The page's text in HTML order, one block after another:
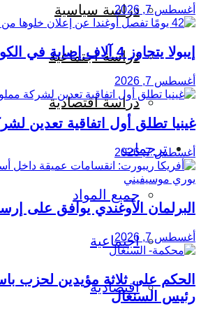
دراسة سياسية
دراسة اجتماعية
دراسة اقتصادية
ترجمات
جميع المواد
اجتماعية
اقتصادية
أغسطس 7, 2026
إيبولا يتجاوز 4 آلاف إصابة في الكونغو الديمقراطية
أغسطس 7, 2026
غينيا تطلق أول اتفاقية تعدين
أغسطس 7, 2026
البرلمان الأوغندي يوافق على
أغسطس 7, 2026
الحكم على ثلاثة مؤيدين لحزب
رئيس السنغال